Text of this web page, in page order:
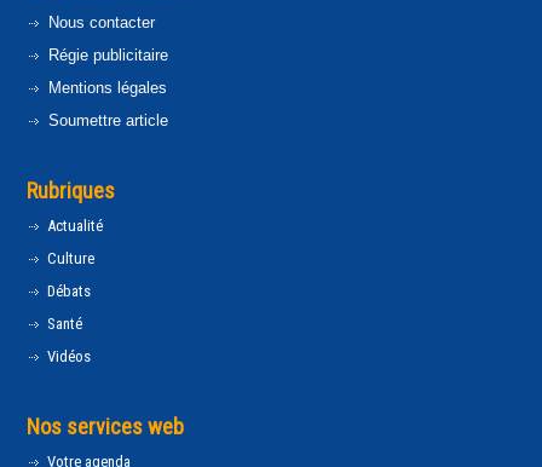
Nous contacter
Régie publicitaire
Mentions légales
Soumettre article
Rubriques
Actualité
Culture
Débats
Santé
Vidéos
Nos services web
Votre agenda